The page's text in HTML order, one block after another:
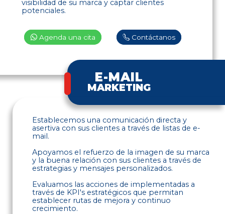
visibilidad de su marca y captar clientes
potenciales.
Agenda una cita Contáctanos
E-MAIL
MARKETING
Establecemos una comunicación directa y
asertiva con sus clientes a través de listas de e-
mail.
Apoyamos el refuerzo de la imagen de su marca
y la buena relación con sus clientes a través de
estrategias y mensajes personalizados.
Evaluamos las acciones de implementadas a
través de KPI's estratégicos que permitan
establecer rutas de mejora y continuo
crecimiento.